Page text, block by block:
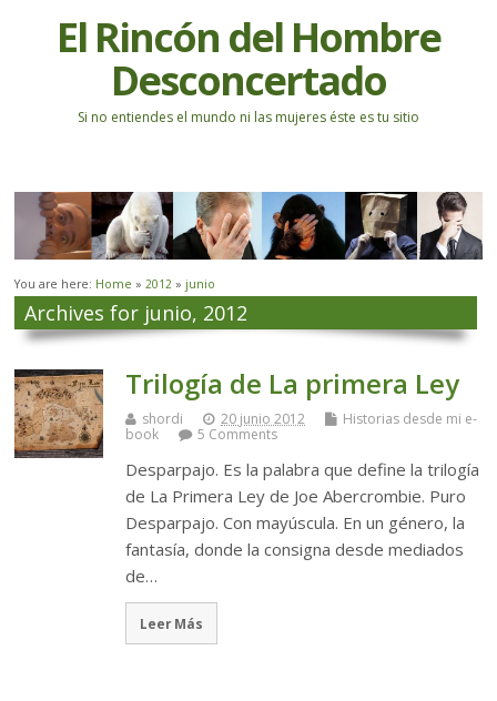
El Rincón del Hombre
Desconcertado
Si no entiendes el mundo ni las mujeres éste es tu sitio
You are here: Home » 2012 » junio
Archives for junio, 2012
Trilogía de La primera Ley
shordi 20 junio 2012
Historias desde mi e-
book
5 Comments
Desparpajo. Es la palabra que define la trilogía
de La Primera Ley de Joe Abercrombie. Puro
Desparpajo. Con mayúscula. En un género, la
fantasía, donde la consigna desde mediados
de…
Leer Más